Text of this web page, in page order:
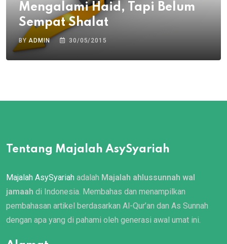
Mengalami Haid, Tapi Belum
Sempat Shalat
BYADMIN 30/05/2015
Tentang Majalah AsySyariah
Majalah AsySyariah adalah Majalah ahlussunnah wal
jamaah di Indonesia. Membahas dan menampilkan
pembahasan artikel berdasarkan Al-Qur’an dan As Sunnah
dengan apa yang di pahami oleh generasi awal umat ini.